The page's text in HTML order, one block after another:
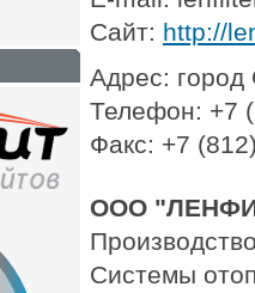
Сайт: http://
Адрес: город
Телефон: +7
Факс: +7
ООО
Системы